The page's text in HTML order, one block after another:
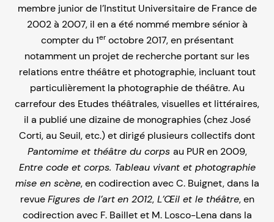
membre junior de l’Institut Universitaire de France de
2002 à 2007, il en a été nommé membre sénior à
compter du 1eroctobre 2017, en présentant
notamment un projet de recherche portant sur les
relations entre théâtre et photographie, incluant tout
particulièrement la photographie de théâtre. Au
carrefour des Etudes théâtrales, visuelles et littéraires,
il a publié une dizaine de monographies (chez José
Corti, au Seuil, etc.) et dirigé plusieurs collectifs dont
Pantomime et théâtre du corps au PUR en 2009,
Entre code et corps. Tableau vivant et photographie
mise en scène, en codirection avec C. Buignet, dans la
revueFigures de l’art en 2012,L’Œil et le théâtre, en
codirection avec F. Baillet et M. Losco-Lena dans la